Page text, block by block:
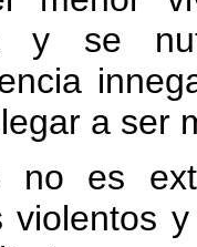
y se
a ser
no es
violentos